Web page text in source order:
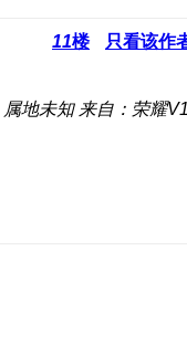
11楼 只看该作
属地未知 来自：荣耀